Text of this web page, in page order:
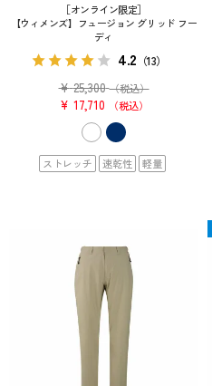
［オンライン限定］
【ウィメンズ】フュージョン グリッド フー
ディ
4.2 （13）
¥ 25,300 （税込）
¥ 17,710 税込
ストレッチ 速乾性 軽量